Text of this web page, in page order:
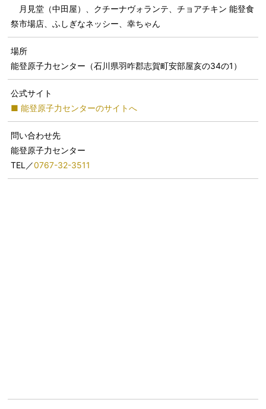
月見堂（中田屋）、クチーナヴォランテ、チョアチキン 能登食
祭市場店、ふしぎなネッシー、幸ちゃん
場所
能登原子力センター（石川県羽咋郡志賀町安部屋亥の34の1）
公式サイト
■ 能登原子力センターのサイトへ
問い合わせ先
能登原子力センター
TEL／0767-32-3511